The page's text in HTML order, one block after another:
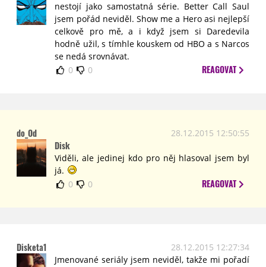
nestojí jako samostatná série. Better Call Saul
jsem pořád neviděl. Show me a Hero asi nejlepší
celkově pro mě, a i když jsem si Daredevila
hodně užil, s tímhle kouskem od HBO a s Narcos
se nedá srovnávat.
0
0 REAGOVAT
do_Od 28.12.2015 12:50:55
Disk
Viděli, ale jedinej kdo pro něj hlasoval jsem byl
já.
0
0 REAGOVAT
Disketa1
28.12.2015 12:27:34
Jmenované seriály jsem neviděl, takže mi pořadí